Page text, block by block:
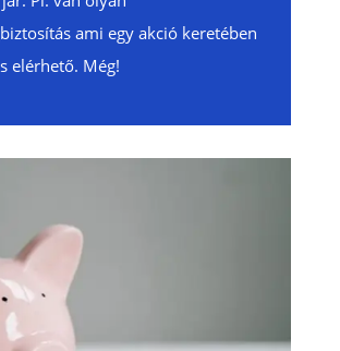
ami egy akció keretében
elérhető. Még!